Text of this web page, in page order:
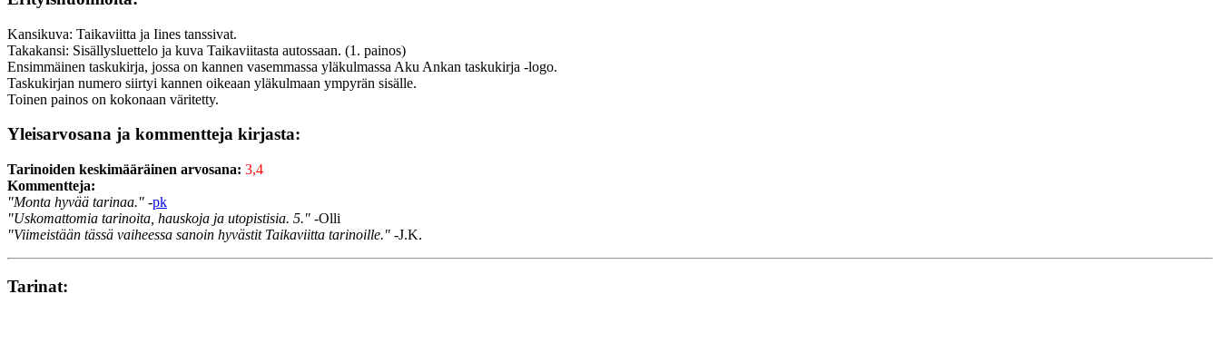
Kansikuva: Taikaviitta ja Iines tanssivat.
Takakansi: Sisällysluettelo ja kuva Taikaviitasta autossaan. (1. painos)
Ensimmäinen taskukirja, jossa on kannen vasemmassa yläkulmassa Aku Ankan taskukirja -logo.
Taskukirjan numero siirtyi kannen oikeaan yläkulmaan ympyrän sisälle.
Toinen painos on kokonaan väritetty.
Yleisarvosana ja kommentteja kirjasta:
Tarinoiden keskimääräinen arvosana: 3,4
Kommentteja:
"Monta hyvää tarinaa." -pk
"Uskomattomia tarinoita, hauskoja ja utopistisia. 5." -Olli
"Viimeistään tässä vaiheessa sanoin hyvästit Taikaviitta tarinoille." -J.K.
Tarinat: